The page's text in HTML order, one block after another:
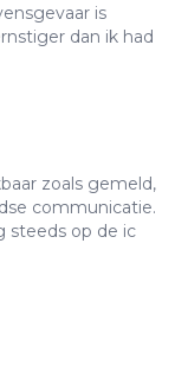
is
dan ik had
zoals gemeld,
communicatie.
steeds op de ic